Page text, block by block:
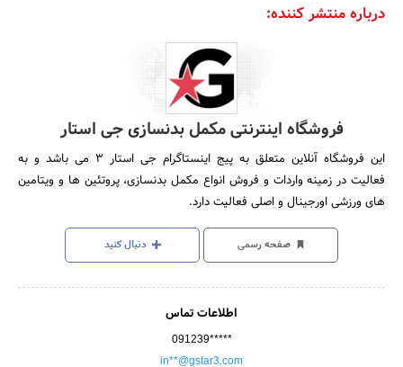
درباره منتشر کننده:
فروشگاه اینترنتی مکمل بدنسازی جی استار
این فروشگاه آنلاین متعلق به پیج اینستاگرام جی استار 3 می باشد و به
فعالیت در زمینه واردات و فروش انواع مکمل بدنسازی، پروتئین ها و ویتامین
های ورزشی اورجینال و اصلی فعالیت دارد.
صفحه رسمی دنبال کنید
اطلاعات تماس
091239*****
in**@gstar3.com